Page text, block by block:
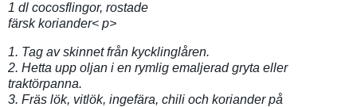
1 dl cocosflingor, rostade
färsk koriander< p>
1. Tag av skinnet från kycklinglåren.
2. Hetta upp oljan i en rymlig emaljerad gryta eller
traktörpanna.
3. Fräs lök, vitlök, ingefära, chili och koriander på